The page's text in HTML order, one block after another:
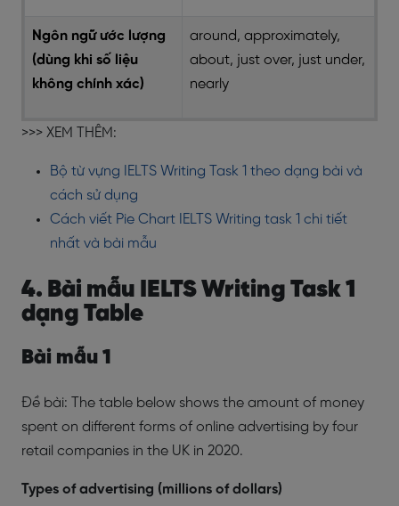
Ngôn ngữ ước lượng
(dùng khi số liệu
không chính xác)
around, approximately,
about, just over, just under,
nearly
>>> XEM THÊM:
Bộ từ vựng IELTS Writing Task 1 theo dạng bài và
cách sử dụng
Cách viết Pie Chart IELTS Writing task 1 chi tiết
nhất và bài mẫu
4. Bài mẫu IELTS Writing Task 1
dạng Table
Bài mẫu 1
Đề bài:
The table below shows the amount of money
spent on different forms of online advertising by four
retail companies in the UK in 2020.
Types of advertising (millions of dollars)